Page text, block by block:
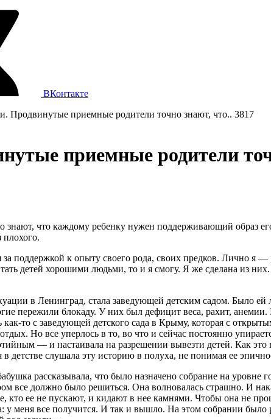
ВКонтакте
Продвинутые приемные родители точно знают, что.. 3817
приемные родители
что каждому ребенку нужен поддерживающий образ
плохого.
поддержкой к опыту своего рода, своих предков. Лично я
детей хорошими людьми, то и я смогу. Я же сделана из
в Ленинград, стала заведующей детским садом. Было ей
пережили блокаду. У них был дефицит веса, рахит,
как-то с заведующей детского сада в Крыму, которая с
Но все уперлось в то, во что и сейчас постоянно
— и настаивала на разрешении вывезти детей. Как это
детстве слушала эту историю в полуха, не понимая ее
рассказывала, что было назначено собрание на
все должно было решиться. Она волновалась страшно. И
кто ее не пускают, и кидают в нее камнями. Чтобы она не
у меня все получится. И так и вышло. На этом собрании